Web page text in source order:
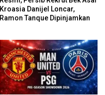
Kroasia Danijel Loncar,
Ramon Tanque Dipinjamkan